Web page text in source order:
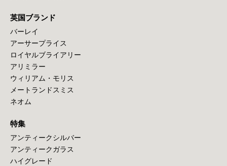
英国ブランド
バーレイ
アーサープライス
ロイヤルブライアリー
アリミラー
ウィリアム・モリス
メートランドスミス
ネオム
特集
アンティークシルバー
アンティークガラス
ハイグレード